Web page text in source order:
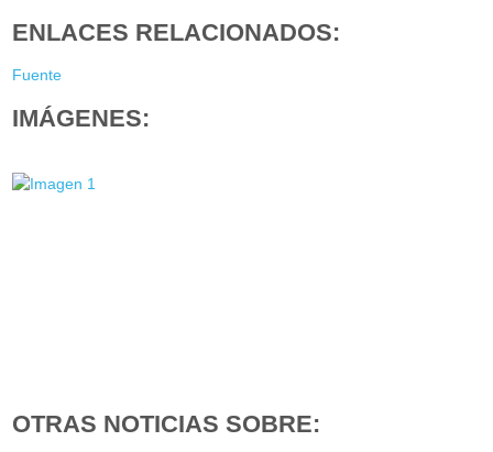
ENLACES RELACIONADOS:
Fuente
IMÁGENES:
OTRAS NOTICIAS SOBRE: